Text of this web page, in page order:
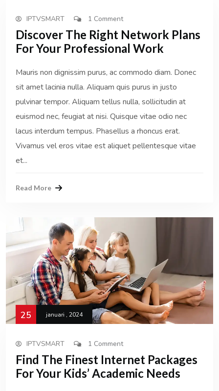
IPTVSMART 1 Comment
Discover The Right Network Plans
For Your Professional Work
Mauris non dignissim purus, ac commodo diam. Donec
sit amet lacinia nulla. Aliquam quis purus in justo
pulvinar tempor. Aliquam tellus nulla, sollicitudin at
euismod nec, feugiat at nisi. Quisque vitae odio nec
lacus interdum tempus. Phasellus a rhoncus erat.
Vivamus vel eros vitae est aliquet pellentesque vitae
et...
Read More
25 januari , 2024
IPTVSMART 1 Comment
Find The Finest Internet Packages
For Your Kids’ Academic Needs